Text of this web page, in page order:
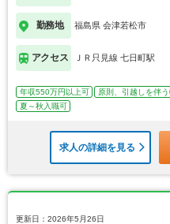
勤務地 福島県 会津若松市
アクセス ＪＲ只見線 七日町駅
年収550万円以上可 原則、引越しを伴う
夏～秋入職可
求人の詳細を見る
更新日：2026年5月26日